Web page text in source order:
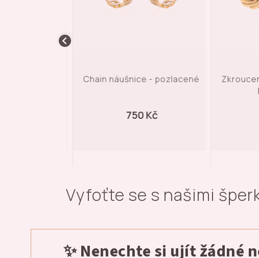
Chain náušnice - pozlacené
750 Kč
Vyfoťte se s našimi
✨ Nenechte si ujít žádné